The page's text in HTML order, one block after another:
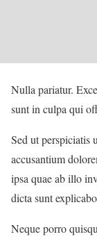
Nulla pariatur.
sunt in culpa qui
Sed ut perspiciatis
accusantium
ipsa quae ab illo
dicta sunt
Neque porro